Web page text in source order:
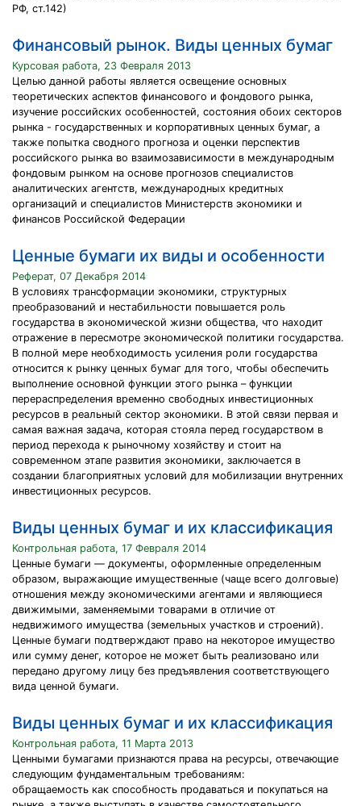
РФ, ст.142)
Финансовый рынок. Виды ценных бумаг
Курсовая работа, 23 Февраля 2013
Целью данной работы является освещение основных
теоретических аспектов финансового и фондового рынка,
изучение российских особенностей, состояния обоих секторов
рынка - государственных и корпоративных ценных бумаг, а
также попытка сводного прогноза и оценки перспектив
российского рынка во взаимозависимости в международным
фондовым рынком на основе прогнозов специалистов
аналитических агентств, международных кредитных
организаций и специалистов Министерств экономики и
финансов Российской Федерации
Ценные бумаги их виды и особенности
Реферат, 07 Декабря 2014
В условиях трансформации экономики, структурных
преобразований и нестабильности повышается роль
государства в экономической жизни общества, что находит
отражение в пересмотре экономической политики государства.
В полной мере необходимость усиления роли государства
относится к рынку ценных бумаг для того, чтобы обеспечить
выполнение основной функции этого рынка – функции
перераспределения временно свободных инвестиционных
ресурсов в реальный сектор экономики. В этой связи первая и
самая важная задача, которая стояла перед государством в
период перехода к рыночному хозяйству и стоит на
современном этапе развития экономики, заключается в
создании благоприятных условий для мобилизации внутренних
инвестиционных ресурсов.
Виды ценных бумаг и их классификация
Контрольная работа, 17 Февраля 2014
Ценные бумаги — документы, оформленные определенным
образом, выражающие имущественные (чаще всего долговые)
отношения между экономическими агентами и являющиеся
движимыми, заменяемыми товарами в отличие от
недвижимого имущества (земельных участков и строений).
Ценные бумаги подтверждают право на некоторое имущество
или сумму денег, которое не может быть реализовано или
передано другому лицу без предъявления соответствующего
вида ценной бумаги.
Виды ценных бумаг и их классификация
Контрольная работа, 11 Марта 2013
Ценными бумагами признаются права на ресурсы, отвечающие
следующим фундаментальным требованиям:
обращаемость как способность продаваться и покупаться на